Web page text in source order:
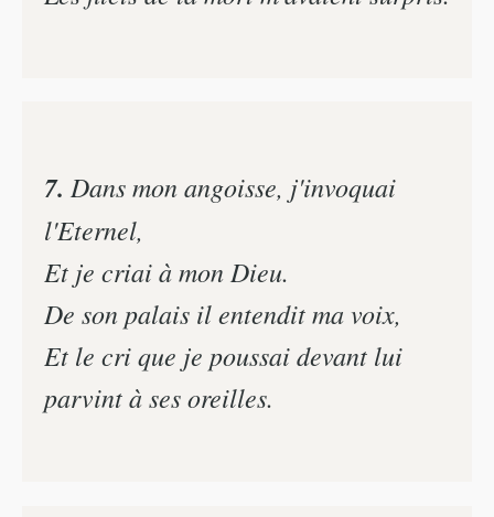
7. Dans mon angoisse, j'invoquai
l'Eternel,
Et je criai à mon Dieu.
De son palais il entendit ma voix,
Et le cri que je poussai devant lui
parvint à ses oreilles.